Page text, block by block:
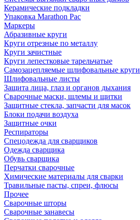
Керамические подкладки
Упаковка Marathon Pac
Маркеры
Абразивные круги
Круги отрезные по металлу
Круги зачистные
Круги лепестковые тарельчатые
Самозацепляемые шлифовальные круги
Шлифовальные листы
Защита лица, глаз и органов дыхания
Сварочные маски, шлемы и щитки
Защитные стекла, запчасти для масок
Блоки подачи воздуха
Защитные очки
Респираторы
Спецодежда для сварщиков
Одежда сварщика
Обувь сварщика
Перчатки сварочные
Химические материалы для сварки
Травильные пасты, спреи, флюсы
Прочее
Сварочные шторы
Сварочные занавесы